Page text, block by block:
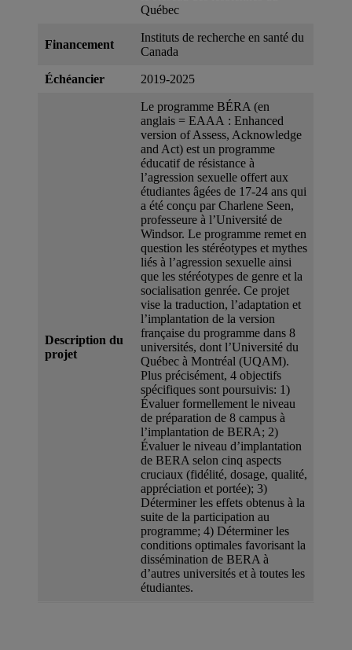
Québec
Financement
Instituts de recherche en santé du
Canada
Échéancier 2019-2025
Description du
projet
Le programme BÉRA (en
anglais = EAAA : Enhanced
version of Assess, Acknowledge
and Act) est un programme
éducatif de résistance à
l’agression sexuelle offert aux
étudiantes âgées de 17-24 ans qui
a été conçu par Charlene Seen,
professeure à l’Université de
Windsor. Le programme remet en
question les stéréotypes et mythes
liés à l’agression sexuelle ainsi
que les stéréotypes de genre et la
socialisation genrée. Ce projet
vise la traduction, l’adaptation et
l’implantation de la version
française du programme dans 8
universités, dont l’Université du
Québec à Montréal (UQAM).
Plus précisément, 4 objectifs
spécifiques sont poursuivis: 1)
Évaluer formellement le niveau
de préparation de 8 campus à
l’implantation de BERA; 2)
Évaluer le niveau d’implantation
de BERA selon cinq aspects
cruciaux (fidélité, dosage, qualité,
appréciation et portée); 3)
Déterminer les effets obtenus à la
suite de la participation au
programme; 4) Déterminer les
conditions optimales favorisant la
dissémination de BERA à
d’autres universités et à toutes les
étudiantes.